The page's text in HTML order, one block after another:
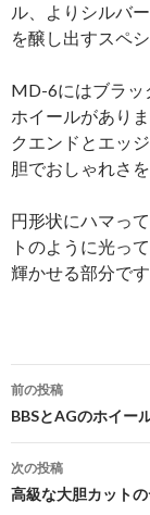
ル、よりシルバ
を醸し出すスペ
MD-6にはブラッ
ホイールがあり
クエンドとエッ
胆でおしゃれさ
円形状にハマっ
トのように光っ
輝かせる部分です
投
稿
ナ
ビ
前の投稿
BBSとAGのホイー
次の投稿
高級な大胆カット